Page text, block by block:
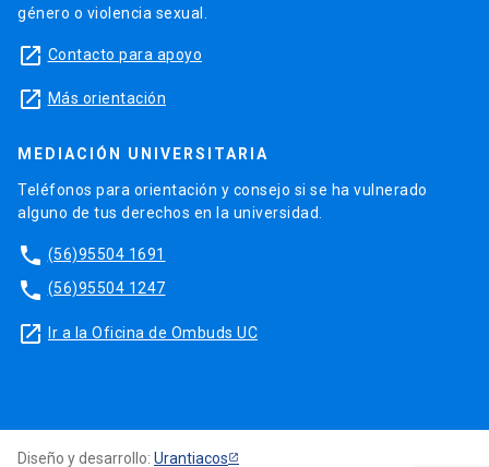
género o violencia sexual.
launch Contacto para apoyo
launch Más orientación
MEDIACIÓN UNIVERSITARIA
Teléfonos para orientación y consejo si se ha vulnerado
alguno de tus derechos en la universidad.
phone (56)95504 1691
phone (56)95504 1247
launch Ir a la Oficina de Ombuds UC
Diseño y desarrollo: Urantiacos